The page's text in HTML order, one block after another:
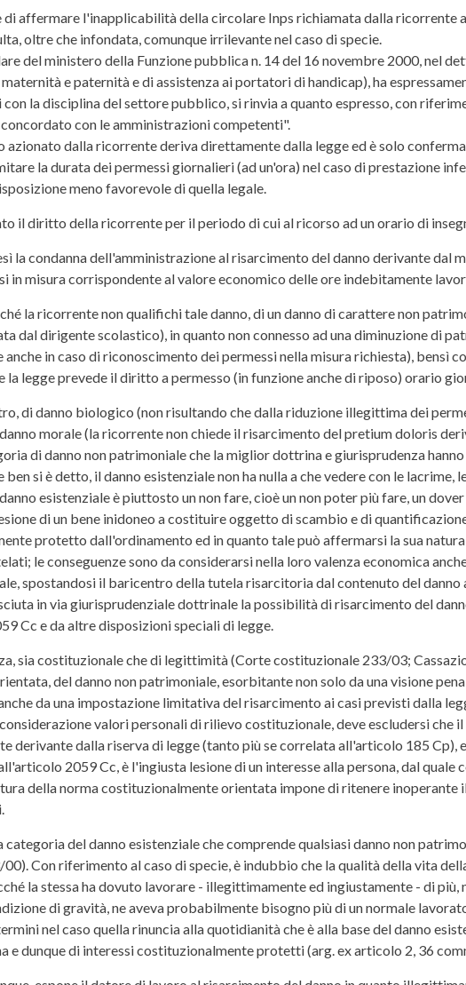
di affermare l'inapplicabilità della circolare Inps richiamata dalla
oltre che infondata, comunque irrilevante nel caso di specie.
del ministero della Funzione pubblica n. 14 del 16 novembre 2000, nel
e paternità e di assistenza ai portatori di handicap), ha
la disciplina del settore pubblico, si rinvia a quanto espresso, con
con le amministrazioni competenti".
dalla ricorrente deriva direttamente dalla legge ed è solo
la durata dei permessi giornalieri (ad un'ora) nel caso di prestazione
meno favorevole di quella legale.
il diritto della ricorrente per il periodo di cui al ricorso ad un orario di
la condanna dell'amministrazione al risarcimento del danno derivante dal
in misura corrispondente al valore economico delle ore indebitamente
la ricorrente non qualifichi tale danno, di un danno di carattere non
dal dirigente scolastico), in quanto non connesso ad una diminuzione di
anche in caso di riconoscimento dei permessi nella misura richiesta), bensì
la legge prevede il diritto a permesso (in funzione anche di riposo) orario
di danno biologico (non risultando che dalla riduzione illegittima dei
morale (la ricorrente non chiede il risarcimento del pretium doloris
di danno non patrimoniale che la miglior dottrina e giurisprudenza
si è detto, il danno esistenziale non ha nulla a che vedere con le
esistenziale è piuttosto un non fare, cioè un non poter più fare, un
di un bene inidoneo a costituire oggetto di scambio e di
protetto dall'ordinamento ed in quanto tale può affermarsi la sua
le conseguenze sono da considerarsi nella loro valenza economica
spostandosi il baricentro della tutela risarcitoria dal contenuto del danno
in via giurisprudenziale dottrinale la possibilità di risarcimento del
Cc e da altre disposizioni speciali di legge.
sia costituzionale che di legittimità (Corte costituzionale 233/03;
del danno non patrimoniale, esorbitante non solo da una visione
da una impostazione limitativa del risarcimento ai casi previsti dalla
valori personali di rilievo costituzionale, deve escludersi
derivante dalla riserva di legge (tanto più se correlata all'articolo 185 Cp),
2059 Cc, è l'ingiusta lesione di un interesse alla persona, dal
della norma costituzionalmente orientata impone di ritenere
categoria del danno esistenziale che comprende qualsiasi danno non
Con riferimento al caso di specie, è indubbio che la qualità della vita
la stessa ha dovuto lavorare - illegittimamente ed ingiustamente - di
di gravità, ne aveva probabilmente bisogno più di un normale
nel caso quella rinuncia alla quotidianità che è alla base del danno
e dunque di interessi costituzionalmente protetti (arg. ex articolo 2, 36